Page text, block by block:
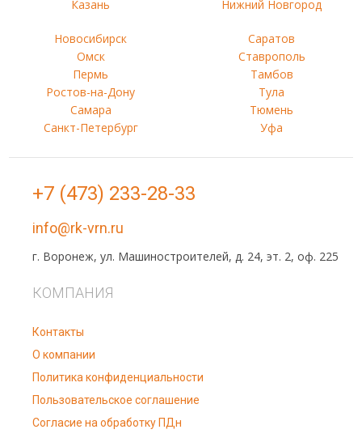
Казань
Нижний Новгород
Новосибирск
Омск
Пермь
Ростов-на-Дону
Самара
Санкт-Петербург
Саратов
Ставрополь
Тамбов
Тула
Тюмень
Уфа
+7 (473) 233-28-33
info@rk-vrn.ru
г. Воронеж, ул. Машиностроителей, д. 24, эт. 2, оф. 225
КОМПАНИЯ
Контакты
О компании
Политика конфиденциальности
Пользовательское соглашение
Согласие на обработку ПДн